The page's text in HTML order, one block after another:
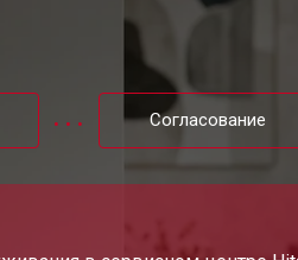
от
Согласование